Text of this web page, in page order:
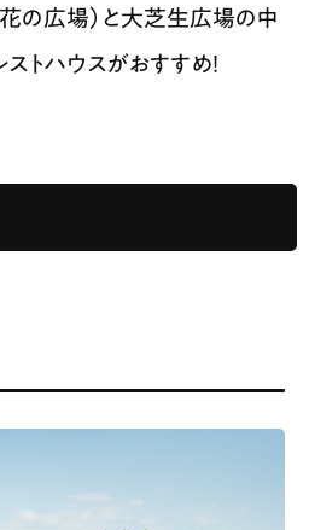
の広場）と大芝生広場の中
トハウスがおすすめ！